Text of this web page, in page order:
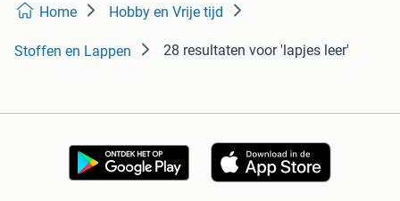
Home Hobby en Vrije tijd
Stoffen en Lappen 28 resultaten voor 'lapjes leer'